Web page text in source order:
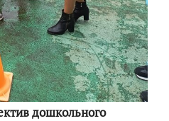
дошкольного